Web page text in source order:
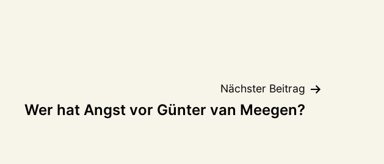
Nächster Beitrag
Wer hat Angst vor Günter van Meegen?